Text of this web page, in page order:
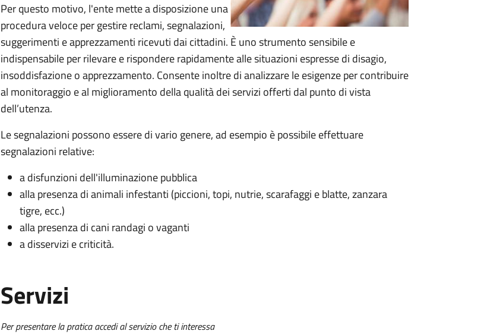
Per questo motivo, l'ente mette a disposizione una
procedura veloce per gestire reclami, segnalazioni,
suggerimenti e apprezzamenti ricevuti dai cittadini. È uno strumento sensibile e
indispensabile per rilevare e rispondere rapidamente alle situazioni espresse di disagio,
insoddisfazione o apprezzamento. Consente inoltre di analizzare le esigenze per contribuire
al monitoraggio e al miglioramento della qualità dei servizi offerti dal punto di vista
dell’utenza.
Le segnalazioni possono essere di vario genere, ad esempio è possibile effettuare
segnalazioni relative:
a disfunzioni dell'illuminazione pubblica
alla presenza di animali infestanti (piccioni, topi, nutrie, scarafaggi e blatte, zanzara
tigre, ecc.)
alla presenza di cani randagi o vaganti
a disservizi e criticità.
Servizi
Per presentare la pratica accedi al servizio che ti interessa